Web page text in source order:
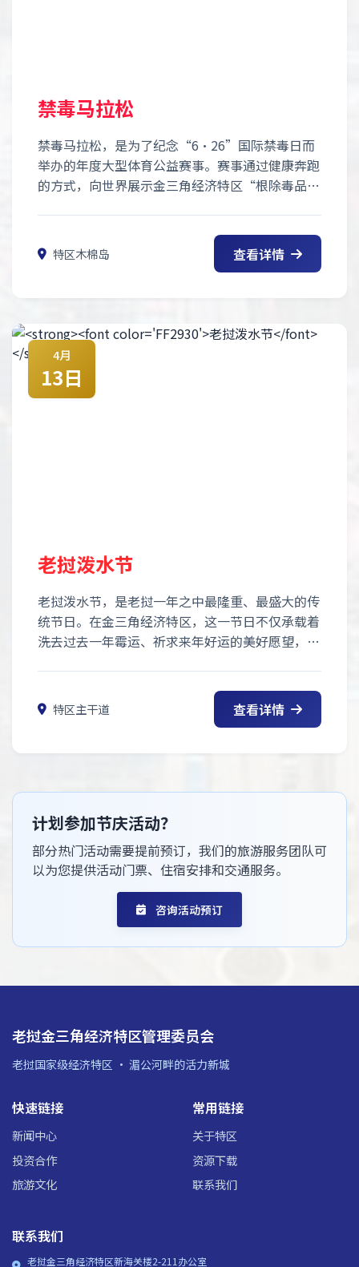
禁毒马拉松
禁毒马拉松，是为了纪念“6·26”国际禁毒日而
举办的年度大型体育公益赛事。赛事通过健康奔跑
的方式，向世界展示金三角经济特区“根除毒品、
特区木棉岛 查看详情
4月
13日
老挝泼水节
老挝泼水节，是老挝一年之中最隆重、最盛大的传
统节日。在金三角经济特区，这一节日不仅承载着
洗去过去一年霉运、祈求来年好运的美好愿望，更
特区主干道 查看详情
计划参加节庆活动？
部分热门活动需要提前预订，我们的旅游服务团队可
以为您提供活动门票、住宿安排和交通服务。
咨询活动预订
老挝金三角经济特区管理委员会
老挝国家级经济特区 · 湄公河畔的活力新城
快速链接
新闻中心
投资合作
旅游文化
常用链接
关于特区
资源下载
联系我们
联系我们
老挝金三角经济特区新海关楼2-211办公室